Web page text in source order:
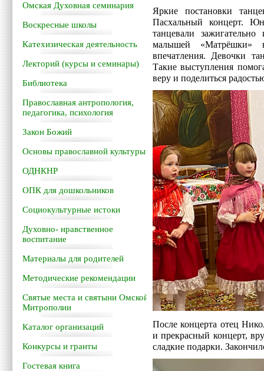
Омская Духовная семинария
Воскресные школы
Катехизическая деятельность
Лекторий (курсы и семинары)
Библиотека
Православная антропология,
педагогика, психология
Закон Божий
Основы православной культуры
ОДНКНР
ОПК для дошкольников
Социокультурные истоки
Духовно- нравственное
воспитание
Материалы для родителей
Методические рекомендации
Святые места и святыни Омской
Митрополии
Каталог организаций
Конкурсы и гранты
Гостевая книга
Яркие постановки
Пасхальный концерт.
танцевали
малышей «Матрёшки»
впечатления. Девочки
Такие выступления
веру и поделиться
После концерта отец
и прекрасный концерт,
сладкие подарки.